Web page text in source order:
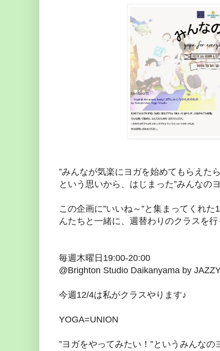
”みんなが気楽にヨガを始めてもらえた
という思いから、はじまった”みんなの
この企画に”いいね～”と集まってくれ
んたちと一緒に、週替わりのクラスを
毎週木曜日19:00-20:00
@Brighton Studio Daikanyama by
今週12/4は私がクラスやります♪
YOGA=UNION
”ヨガをやってみたい！”というみんな